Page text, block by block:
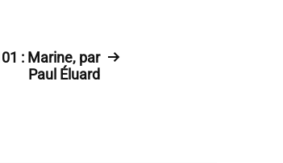
: Marine, par
Paul Éluard